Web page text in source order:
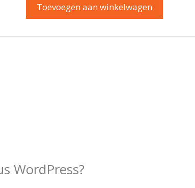
beheren
Toevoegen aan winkelwagen
WordPress?